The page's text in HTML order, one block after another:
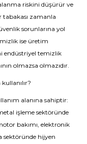
riskini düşürür ve
tabakası zamanla
sorunlarına yol
ise üretim
endüstriyel temizlik
olmazsa olmazıdır.
alanına sahiptir:
işleme sektöründe
bakımı, elektronik
sektöründe hijyen